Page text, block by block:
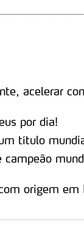
acelerar
por dia!
título
campeão
origem em